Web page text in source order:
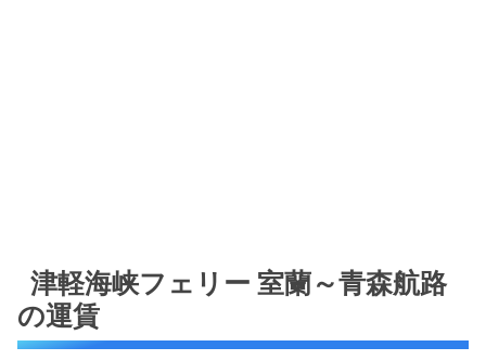
津軽海峡フェリー 室蘭～青森航路
の運賃